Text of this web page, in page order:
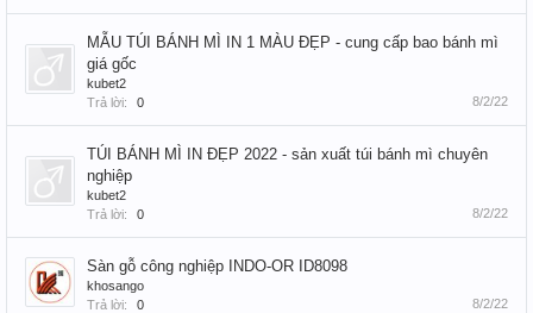
MẪU TÚI BÁNH MÌ IN 1 MÀU ĐẸP - cung cấp bao bánh mì
giá gốc
kubet2
Trả lời:
0 8/2/22
TÚI BÁNH MÌ IN ĐẸP 2022 - sản xuất túi bánh mì chuyên
nghiệp
kubet2
Trả lời:
0 8/2/22
Sàn gỗ công nghiệp INDO-OR ID8098
khosango
Trả lời:
0 8/2/22